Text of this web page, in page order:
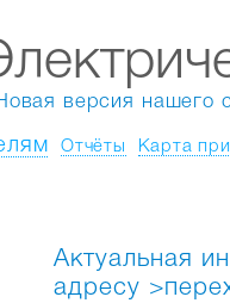
версия нашего
Отчёты Карта
Актуальная
адресу